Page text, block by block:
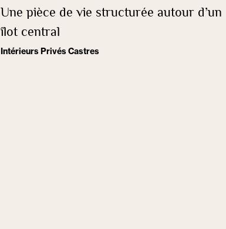
Une pièce de vie structurée autour d’un
îlot central
Intérieurs Privés Castres